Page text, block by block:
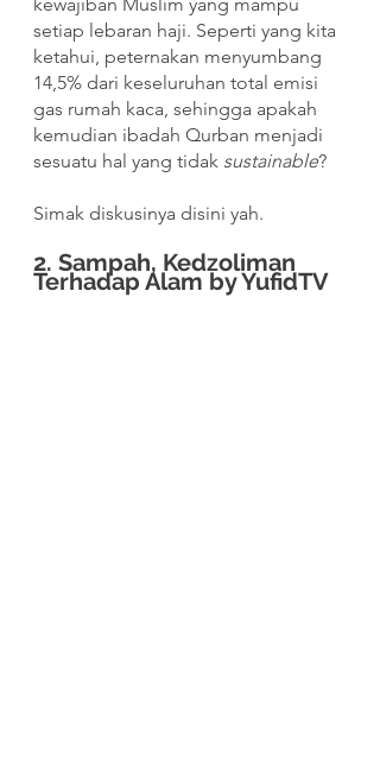
setiap lebaran haji. Seperti yang kita
ketahui, peternakan menyumbang
14,5% dari keseluruhan total emisi
gas rumah kaca, sehingga apakah
kemudian ibadah Qurban menjadi
sesuatu hal yang tidak sustainable?
Simak diskusinya disini yah.
2. Sampah, Kedzoliman
Terhadap Alam by YufidTV